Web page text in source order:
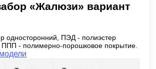
«Жалюзи» вариант
односторонний, ПЭД - полиэстер
ППП - полимерно-порошковое покрытие.